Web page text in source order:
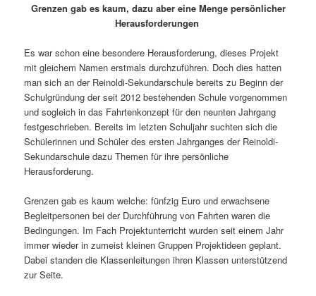
Grenzen gab es kaum, dazu aber eine Menge persönlicher
Herausforderungen
Es war schon eine besondere Herausforderung, dieses Projekt
mit gleichem Namen erstmals durchzuführen. Doch dies hatten
man sich an der Reinoldi-Sekundarschule bereits zu Beginn der
Schulgründung der seit 2012 bestehenden Schule vorgenommen
und sogleich in das Fahrtenkonzept für den neunten Jahrgang
festgeschrieben. Bereits im letzten Schuljahr suchten sich die
Schülerinnen und Schüler des ersten Jahrganges der Reinoldi-
Sekundarschule dazu Themen für ihre persönliche
Herausforderung.
Grenzen gab es kaum welche: fünfzig Euro und erwachsene
Begleitpersonen bei der Durchführung von Fahrten waren die
Bedingungen. Im Fach Projektunterricht wurden seit einem Jahr
immer wieder in zumeist kleinen Gruppen Projektideen geplant.
Dabei standen die Klassenleitungen ihren Klassen unterstützend
zur Seite.